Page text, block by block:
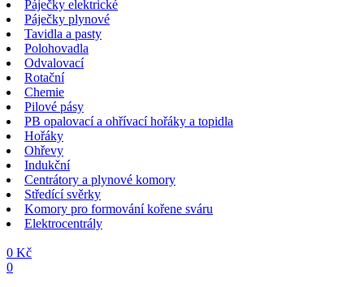
Páječky elektrické
Páječky plynové
Tavidla a pasty
Polohovadla
Odvalovací
Rotační
Chemie
Pilové pásy
PB opalovací a ohřívací hořáky a topidla
Hořáky
Ohřevy
Indukční
Centrátory a plynové komory
Středící svěrky
Komory pro formování kořene sváru
Elektrocentrály
0 Kč
0